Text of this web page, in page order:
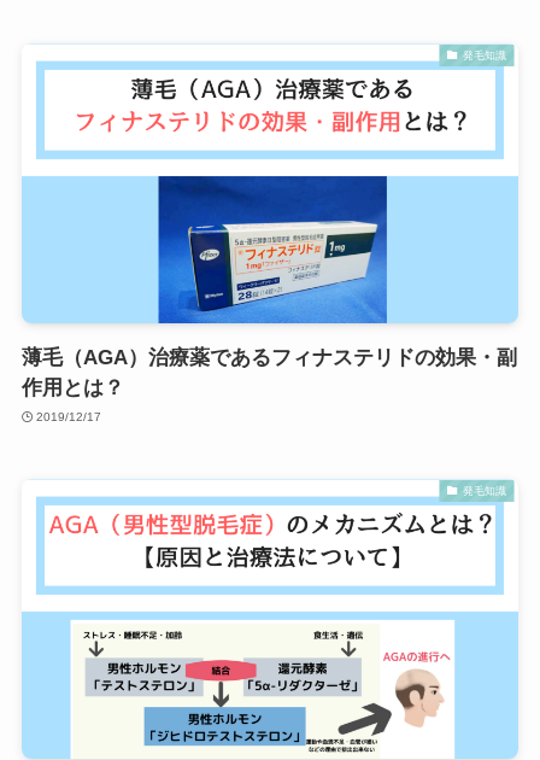
発毛知識
薄毛（AGA）治療薬であるフィナステリドの効果・副
作用とは？
2019/12/17
発毛知識